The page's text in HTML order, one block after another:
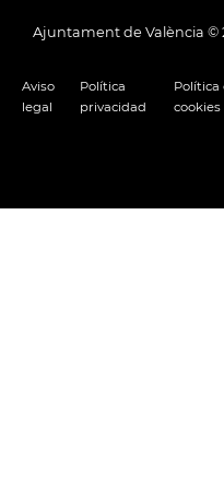
Ajuntament de València ©
Aviso
legal
Política
privacidad
Política
cookies